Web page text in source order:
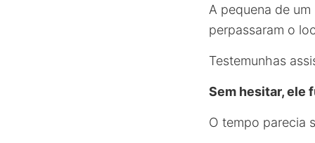
A pequena de
perpassaram o
Testemunhas
Sem hesitar, ele
O tempo parecia